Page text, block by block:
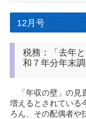
よくある質問
12月号
税務：「去年
和７年分年末
「年収の壁」の見
増えるとされている
ろん、その配偶者や